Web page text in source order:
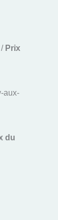
/ Prix
aux-
du